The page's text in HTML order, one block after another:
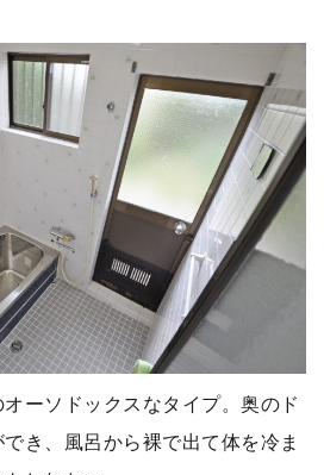
ーソドックスなタイプ。奥のド
き、風呂から裸で出て体を冷ま